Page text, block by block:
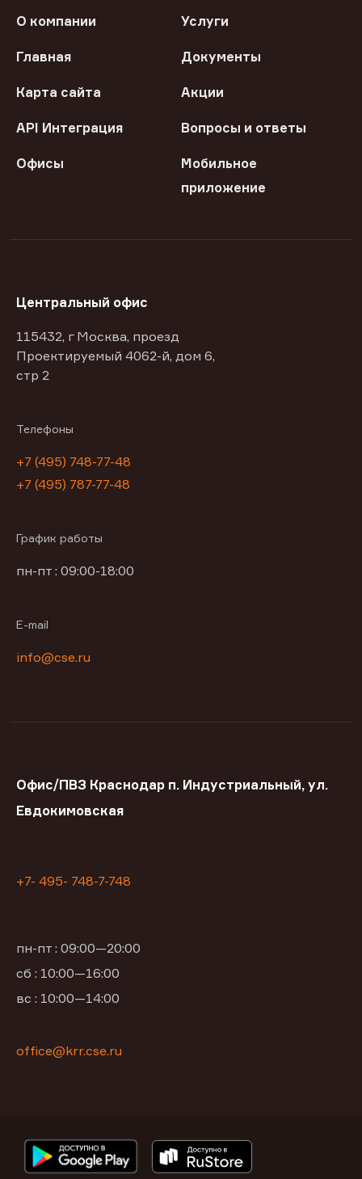
О компании Услуги
Главная Документы
Карта сайта Акции
API Интеграция Вопросы и ответы
Офисы
Мобильное
приложение
Центральный офис
115432, г Москва, проезд
Проектируемый 4062-й, дом 6,
стр 2
Телефоны
+7 (495) 748-77-48
+7 (495) 787-77-48
График работы
пн-пт : 09:00-18:00
E-mail
info@cse.ru
Офис/ПВЗ Краснодар п. Индустриальный, ул.
Евдокимовская
+7- 495- 748-7-748
пн-пт : 09:00—20:00
сб : 10:00—16:00
вс : 10:00—14:00
office@krr.cse.ru